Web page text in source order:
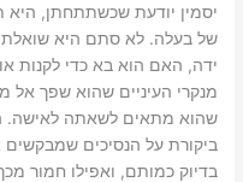
יסמין יודעת שכשתתחתן, היא
של בעלה. לא סתם היא שואלת
ידה, האם הוא בא כדי לקנות
מנקרי העיניים שהוא שפך אל
שהוא מתאים לשאתה לאישה.
ביקורת על הנסיכים
בדיוק כמותם, ואפילו חמור